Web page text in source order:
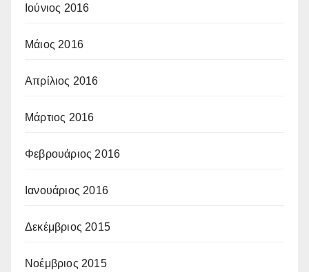
Ιούνιος 2016
Μάιος 2016
Απρίλιος 2016
Μάρτιος 2016
Φεβρουάριος 2016
Ιανουάριος 2016
Δεκέμβριος 2015
Νοέμβριος 2015